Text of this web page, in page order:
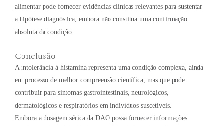
alimentar pode fornecer evidências clínicas relevantes para sustentar
a hipótese diagnóstica, embora não constitua uma confirmação
absoluta da condição.
Conclusão
A intolerância à histamina representa uma condição complexa, ainda
em processo de melhor compreensão científica, mas que pode
contribuir para sintomas gastrointestinais, neurológicos,
dermatológicos e respiratórios em indivíduos suscetíveis.
Embora a dosagem sérica da DAO possa fornecer informações